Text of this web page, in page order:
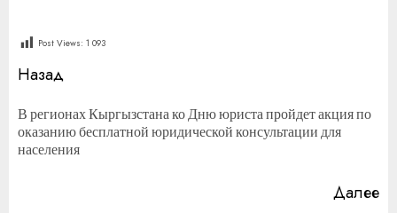
Post Views: 1 093
Продолжить
чтение
Назад
В регионах Кыргызстана ко Дню юриста пройдет акция по
оказанию бесплатной юридической консультации для
населения
Далее